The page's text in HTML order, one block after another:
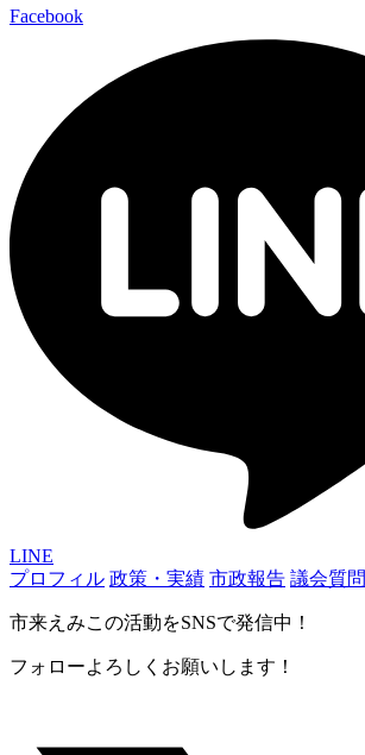
Facebook
LINE
プロフィル 政策・実績 市政報告 議会質問
市来えみこの活動をSNSで発信中！
フォローよろしくお願いします！